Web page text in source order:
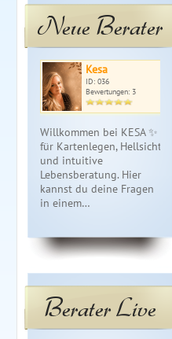
Neue Berater
Kesa
ID: 036
Bewertungen: 3
Willkommen bei KESA ✨
für Kartenlegen, Hellsicht
und intuitive
Lebensberatung. Hier
kannst du deine Fragen
in einem…
Berater Live